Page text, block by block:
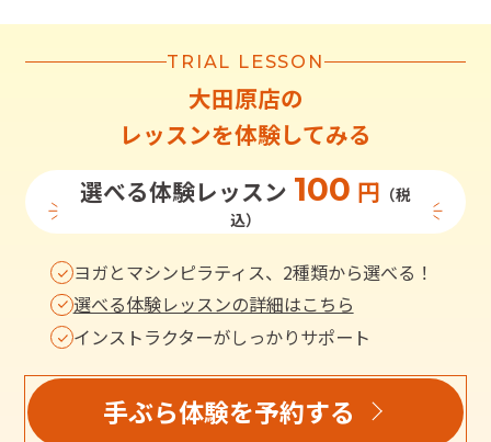
TRIAL LESSON
大田原店の
レッスンを体験してみる
選べる体験レッスン 100 円 （税
込）
ヨガとマシンピラティス、2種類から選べる！
選べる体験レッスンの詳細はこちら
インストラクターがしっかりサポート
手ぶら体験を予約する